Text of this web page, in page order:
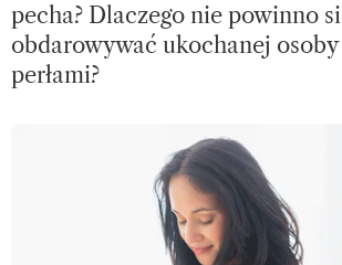
pecha? Dlaczego nie powinno
obdarowywać ukochanej
perłami?